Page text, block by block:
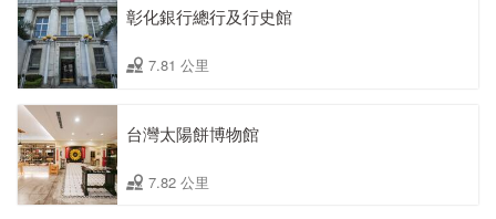
彰化銀行總行及行史館
7.81 公里
台灣太陽餅博物館
7.82 公里